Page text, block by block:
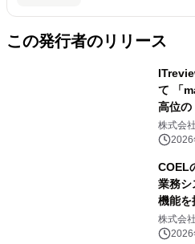
この発行者のリリース
て 「
高位
株式会
2026
COEL
業務
機能を
株式会
2026